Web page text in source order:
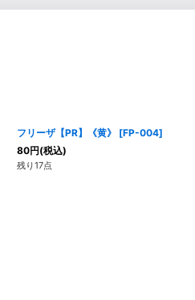
フリーザ【PR】《黄》 [FP-004]
80円(税込)
残り17点